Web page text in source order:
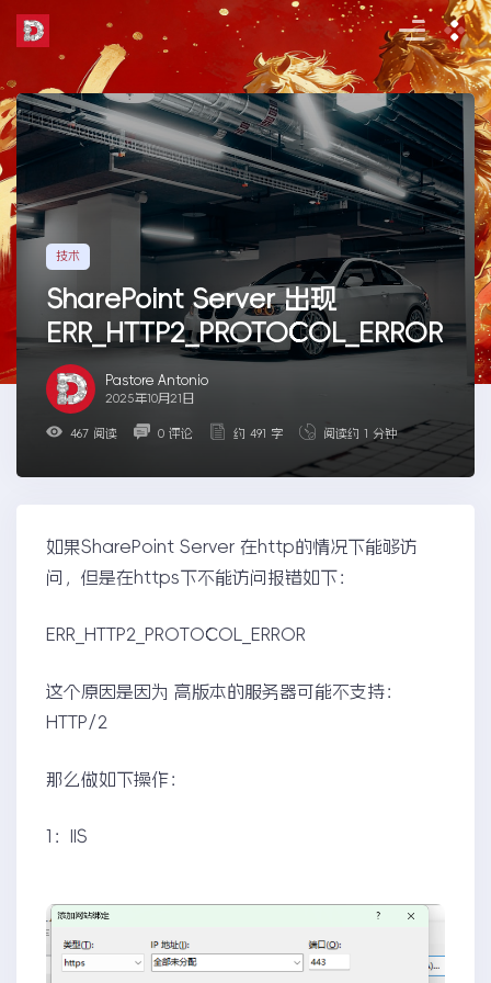
the
技术
SharePoint Server 出现
ERR_HTTP2_PROTOCOL_ERROR
Pastore Antonio
2025年10月21日
467 阅读 0 评论 约 491 字 阅读约 1 分钟
如果SharePoint Server 在http的情况下能够访
问，但是在https下不能访问报错如下：
ERR_HTTP2_PROTOCOL_ERROR
这个原因是因为 高版本的服务器可能不支持：
HTTP/2
那么做如下操作：
1：IIS